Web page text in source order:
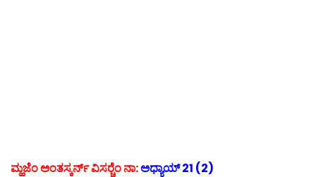
ಮ್ಹಜೆಂ ಅಂತಸ್ಕರ್ನ್ ವಿಸರ‍್ಚೆಂ ನಾ:ಅಧ್ಯಾಯ್ 21 (2)